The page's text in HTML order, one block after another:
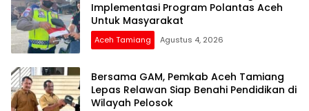
Implementasi Program Polantas Aceh
Untuk Masyarakat
Aceh Tamiang Agustus 4, 2026
Bersama GAM, Pemkab Aceh Tamiang
Lepas Relawan Siap Benahi Pendidikan di
Wilayah Pelosok